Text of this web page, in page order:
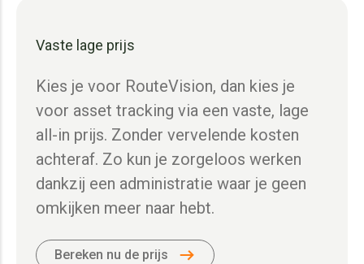
Vaste lage prijs
Kies je voor RouteVision, dan kies je
voor asset tracking via een vaste, lage
all-in prijs. Zonder vervelende kosten
achteraf. Zo kun je zorgeloos werken
dankzij een administratie waar je geen
omkijken meer naar hebt.
Bereken nu de prijs